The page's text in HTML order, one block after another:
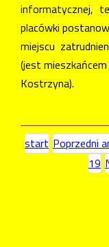
informatycznej,
placówki
miejscu
(jest
Kostrzyna).
start Poprzedni
19